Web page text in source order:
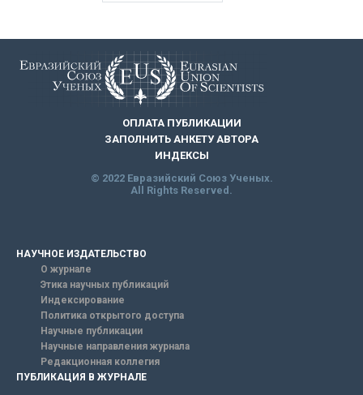
ОПЛАТА ПУБЛИКАЦИИ
ЗАПОЛНИТЬ АНКЕТУ АВТОРА
ИНДЕКСЫ
© 2022 Евразийский Союз Ученых.
All Rights Reserved.
НАУЧНОЕ ИЗДАТЕЛЬСТВО
О журнале
Этика научных публикаций
Индексирование
Политика открытого доступа
Научные публикации
Научные направления журнала
Редакционная коллегия
ПУБЛИКАЦИЯ В ЖУРНАЛЕ